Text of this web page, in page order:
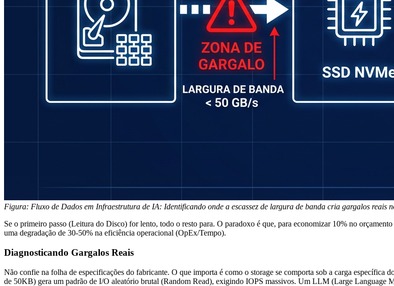
Figura: Fluxo de Dados em Infraestrutura de IA: Identificando onde a escassez de largura de banda cria gargalos reais
Se o primeiro passo (Leitura do Disco) for lento, todo o resto para. O paradoxo é que, para economizar 10% no
uma degradação de 30-50% na eficiência operacional (OpEx/Tempo).
Diagnosticando Gargalos Reais
Não confie na folha de especificações do fabricante. O que importa é como o storage se comporta sob a carga específica
de 50KB) gera um padrão de I/O aleatório brutal (Random Read), exigindo IOPS massivos. Um LLM (Large Language